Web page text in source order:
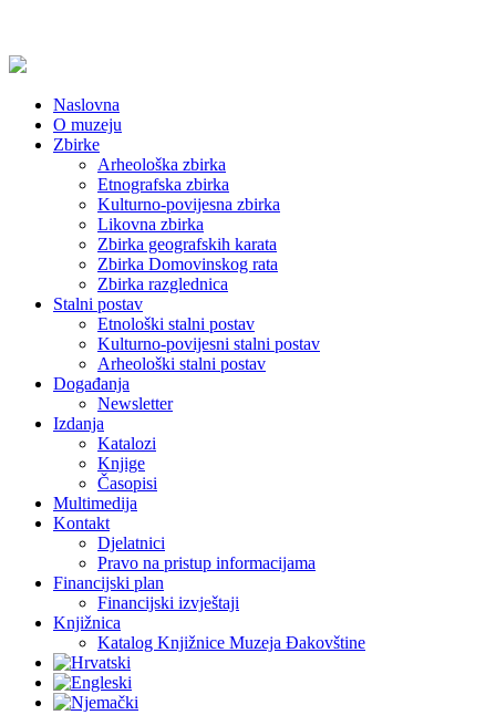
Naslovna
O muzeju
Zbirke
Arheološka zbirka
Etnografska zbirka
Kulturno-povijesna zbirka
Likovna zbirka
Zbirka geografskih karata
Zbirka Domovinskog rata
Zbirka razglednica
Stalni postav
Etnološki stalni postav
Kulturno-povijesni stalni postav
Arheološki stalni postav
Događanja
Newsletter
Izdanja
Katalozi
Knjige
Časopisi
Multimedija
Kontakt
Djelatnici
Pravo na pristup informacijama
Financijski plan
Financijski izvještaji
Knjižnica
Katalog Knjižnice Muzeja Đakovštine